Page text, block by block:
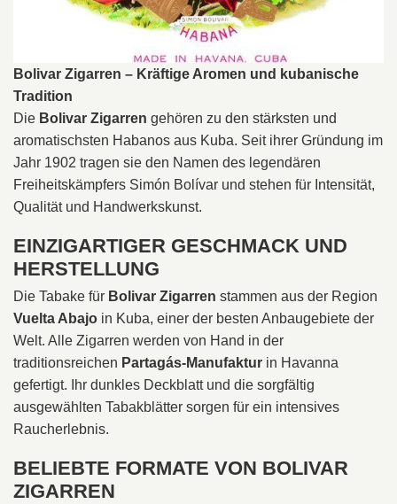
Bolivar Zigarren – Kräftige Aromen und kubanische
Tradition
Die Bolivar Zigarren gehören zu den stärksten und
aromatischsten Habanos aus Kuba. Seit ihrer Gründung im
Jahr 1902 tragen sie den Namen des legendären
Freiheitskämpfers Simón Bolívar und stehen für Intensität,
Qualität und Handwerkskunst.
EINZIGARTIGER GESCHMACK UND
HERSTELLUNG
Die Tabake für Bolivar Zigarren stammen aus der Region
Vuelta Abajo in Kuba, einer der besten Anbaugebiete der
Welt. Alle Zigarren werden von Hand in der
traditionsreichen Partagás-Manufaktur in Havanna
gefertigt. Ihr dunkles Deckblatt und die sorgfältig
ausgewählten Tabakblätter sorgen für ein intensives
Raucherlebnis.
BELIEBTE FORMATE VON BOLIVAR
ZIGARREN